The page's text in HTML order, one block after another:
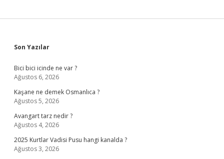
Sidebar
Son Yazılar
Bici bici icinde ne var ?
Ağustos 6, 2026
Kaşane ne demek Osmanlıca ?
Ağustos 5, 2026
Avangart tarz nedir ?
Ağustos 4, 2026
2025 Kurtlar Vadisi Pusu hangi kanalda ?
Ağustos 3, 2026